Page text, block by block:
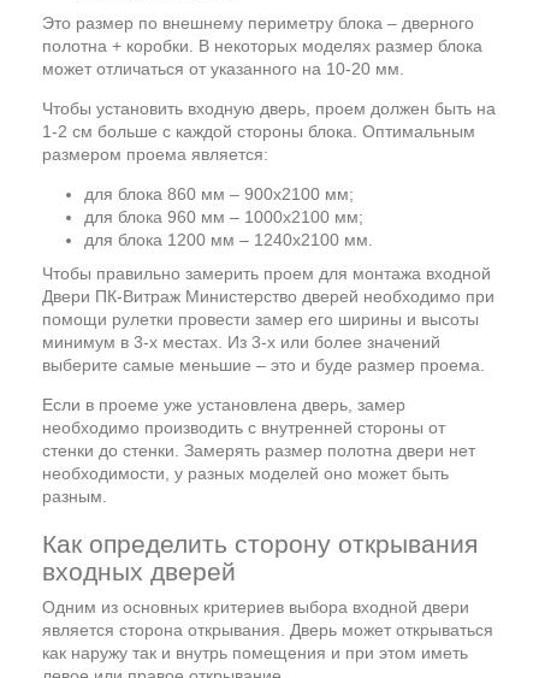
Это размер по внешнему периметру блока – дверного
полотна + коробки. В некоторых моделях размер блока
может отличаться от указанного на 10-20 мм.
Чтобы установить входную дверь, проем должен быть на
1-2 см больше с каждой стороны блока. Оптимальным
размером проема является:
для блока 860 мм – 900х2100 мм;
для блока 960 мм – 1000х2100 мм;
для блока 1200 мм – 1240х2100 мм.
Чтобы правильно замерить проем для монтажа входной
Двери ПК-Витраж Министерство дверей необходимо при
помощи рулетки провести замер его ширины и высоты
минимум в 3-х местах. Из 3-х или более значений
выберите самые меньшие – это и буде размер проема.
Если в проеме уже установлена дверь, замер
необходимо производить с внутренней стороны от
стенки до стенки. Замерять размер полотна двери нет
необходимости, у разных моделей оно может быть
разным.
Как определить сторону открывания
входных дверей
Одним из основных критериев выбора входной двери
является сторона открывания. Дверь может открываться
как наружу так и внутрь помещения и при этом иметь